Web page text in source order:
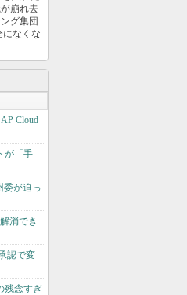
崩れ去
グ集団
になくな
Cloud
が「手
が迫っ
消でき
認で変
残念すぎ